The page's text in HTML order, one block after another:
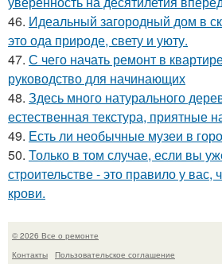
46. Идеальный загородный дом в
это ода природе, свету и уюту.
47. С чего начать ремонт в
руководство для начинающих
48. Здесь много натурального
естественная текстура, приятные
49. Есть ли необычные музеи в
50. Только в том случае, если вы
строительстве - это правило у вас,
крови.
© 2026 Все о ремонте
Контакты
Пользовательское соглашение